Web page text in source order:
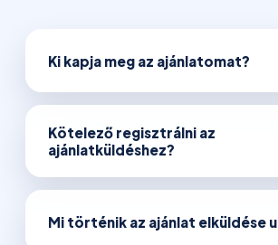
Ki kapja meg az ajánlatomat?
Kötelező regisztrálni az
ajánlatküldéshez?
Mi történik az ajánlat elküldése